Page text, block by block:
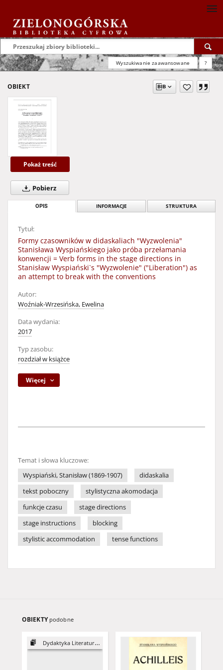
Wyszukiwanie zaawansowane ?
OBIEKT
Pokaż treść
Pobierz
OPIS INFORMACJE STRUKTURA
Tytuł:
Formy czasowników w didaskaliach "Wyzwolenia"
Stanisława Wyspiańskiego jako próba przełamania
konwencji = Verb forms in the stage directions in
Stanisław Wyspiański`s "Wyzwolenie" ("Liberation") as
an attempt to break with the conventions
Autor:
Woźniak-Wrzesińska, Ewelina
Data wydania:
2017
Typ zasobu:
rozdział w książce
Więcej
Temat i słowa kluczowe:
Wyspiański, Stanisław (1869-1907)
didaskalia
tekst poboczny
stylistyczna akomodacja
funkcje czasu
stage directions
stage instructions
blocking
stylistic accommodation
tense functions
OBIEKTY podobne
Dydaktyka Literatury, 21